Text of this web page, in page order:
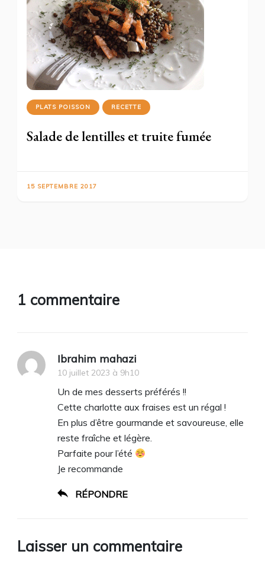
PLATS POISSON RECETTE
Salade de lentilles et truite fumée
15 SEPTEMBRE 2017
1 commentaire
Ibrahim mahazi
10 juillet 2023 à 9h10
Un de mes desserts préférés !!
Cette charlotte aux fraises est un régal !
En plus d’être gourmande et savoureuse, elle
reste fraîche et légère.
Parfaite pour l’été
Je recommande
RÉPONDRE
Laisser un commentaire